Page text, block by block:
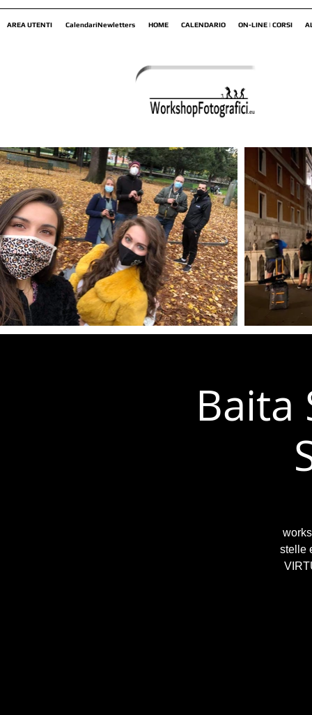
AREA UTENTI CalendariNewletters HOME CALENDARIO ON-LINE | CORSI
Baita
stelle